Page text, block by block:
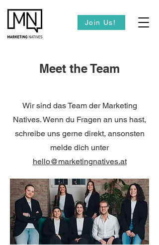
Join Us!
Meet the Team
Wir sind das Team der Marketing
Natives. Wenn du Fragen an uns hast,
schreibe uns gerne direkt, ansonsten
melde dich unter
hello@marketingnatives.at